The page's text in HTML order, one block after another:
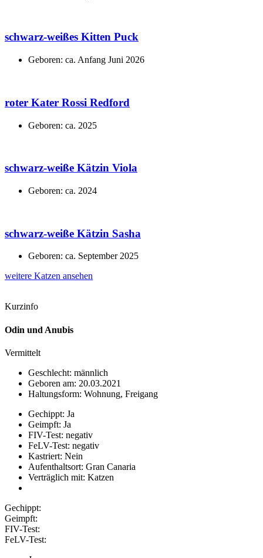
schwarz-weißes Kitten Puck
Geboren: ca. Anfang Juni 2026
roter Kater Rossi Redford
Geboren: ca. 2025
schwarz-weiße Kätzin Viola
Geboren: ca. 2024
schwarz-weiße Kätzin Sasha
Geboren: ca. September 2025
weitere Katzen ansehen
Kurzinfo
Odin und Anubis
Vermittelt
Geschlecht: männlich
Geboren am: 20.03.2021
Haltungsform: Wohnung, Freigang
Gechippt: Ja
Geimpft: Ja
FIV-Test: negativ
FeLV-Test: negativ
Kastriert: Nein
Aufenthaltsort: Gran Canaria
Verträglich mit: Katzen
Gechippt:
Geimpft:
FIV-Test:
FeLV-Test: